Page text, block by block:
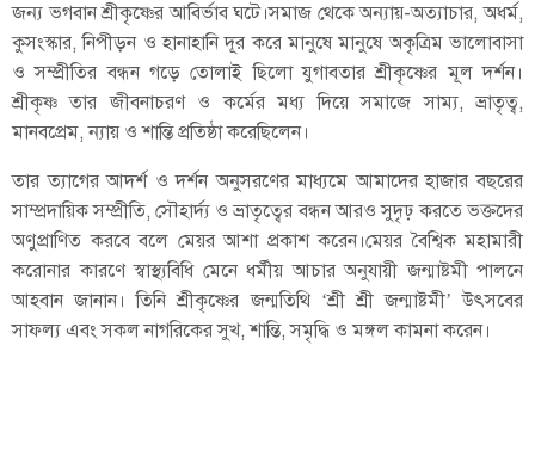
জন্য ভগবান শ্রীকৃষ্ণের আবির্ভাব ঘটে।সমাজ থেকে অন্যায়-অত্যাচার, অধর্ম,
কুসংস্কার, নিপীড়ন ও হানাহানি দূর করে মানুষে মানুষে অকৃত্রিম ভালোবাসা
ও সম্প্রীতির বন্ধন গড়ে তোলাই ছিলো যুগাবতার শ্রীকৃষ্ণের মূল দর্শন।
শ্রীকৃষ্ণ তার জীবনাচরণ ও কর্মের মধ্য দিয়ে সমাজে সাম্য, ভ্রাতৃত্ব,
মানবপ্রেম, ন্যায় ও শান্তি প্রতিষ্ঠা করেছিলেন।
তার ত্যাগের আদর্শ ও দর্শন অনুসরণের মাধ্যমে আমাদের হাজার বছরের
সাম্প্রদায়িক সম্প্রীতি, সৌহার্দ্য ও ভ্রাতৃত্বের বন্ধন আরও সুদৃঢ় করতে ভক্তদের
অণুপ্রাণিত করবে বলে মেয়র আশা প্রকাশ করেন।মেয়র বৈশ্বিক মহামারী
করোনার কারণে স্বাস্থ্যবিধি মেনে ধর্মীয় আচার অনুযায়ী জন্মাষ্টমী পালনে
আহবান জানান। তিনি শ্রীকৃষ্ণের জন্মতিথি ‘শ্রী শ্রী জন্মাষ্টমী’ উৎসবের
সাফল্য এবং সকল নাগরিকের সুখ, শান্তি, সমৃদ্ধি ও মঙ্গল কামনা করেন।